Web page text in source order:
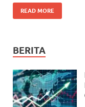
READ MORE
BERITA